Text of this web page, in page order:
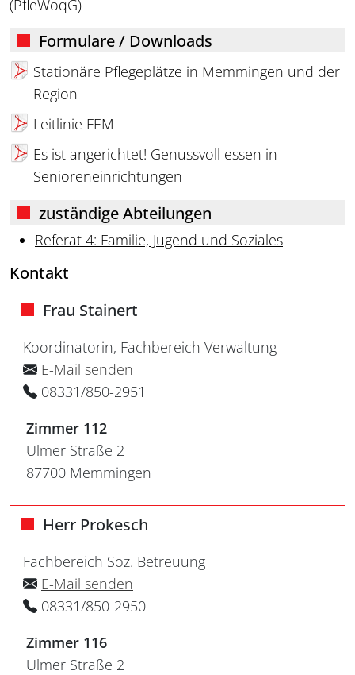
(PfleWoqG)
Formulare / Downloads
Stationäre Pflegeplätze in Memmingen und der
Region
Leitlinie FEM
Es ist angerichtet! Genussvoll essen in
Senioreneinrichtungen
zuständige Abteilungen
Referat 4: Familie, Jugend und Soziales
Kontakt
Frau Stainert
Koordinatorin, Fachbereich Verwaltung
E-Mail senden
08331/850-2951
Zimmer 112
Ulmer Straße 2
87700 Memmingen
Herr Prokesch
Fachbereich Soz. Betreuung
E-Mail senden
08331/850-2950
Zimmer 116
Ulmer Straße 2